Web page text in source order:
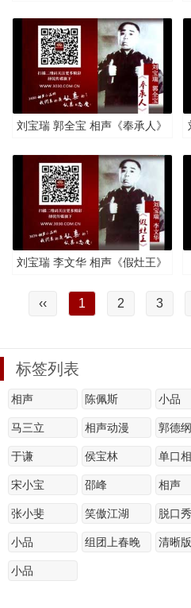
刘宝瑞 郭全宝 相声《奉承人》
刘宝瑞 李文华 相声《假灶王》
‹‹ 1 2 3
标签列表
相声 陈佩斯 小品
马三立 相声动漫 郭德纲
于谦 侯宝林 单口
宋小宝 邵峰 相声
张小斐 笑傲江湖 脱口秀
小品 组团上春晚 清晰版
小品